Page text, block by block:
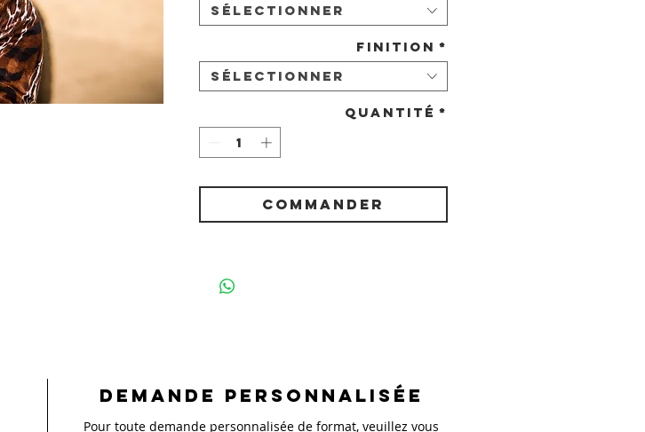
Sélectionner
Finition *
Sélectionner
Quantité *
COMMANDER
Demande personnalisée
Pour toute demande personnalisée de format, veuillez vous